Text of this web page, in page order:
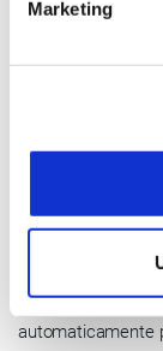
Marketing
due modalità di
Prelievo con
Basta
confermare la
automaticamente